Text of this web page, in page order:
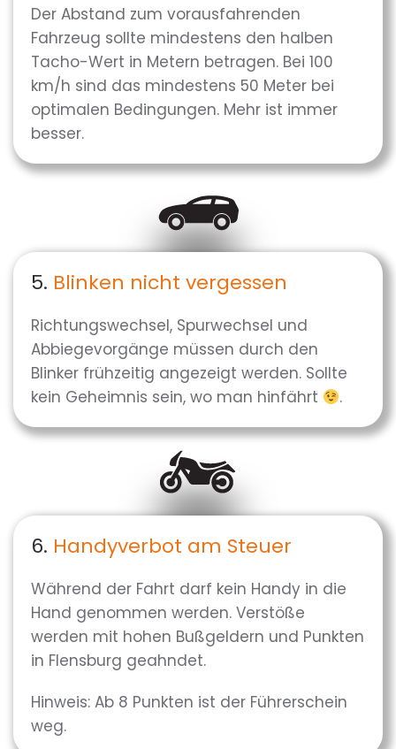
Der Abstand zum vorausfahrenden
Fahrzeug sollte mindestens den halben
Tacho-Wert in Metern betragen. Bei 100
km/h sind das mindestens 50 Meter bei
optimalen Bedingungen. Mehr ist immer
besser.
5. Blinken nicht vergessen
Richtungswechsel, Spurwechsel und
Abbiegevorgänge müssen durch den
Blinker frühzeitig angezeigt werden. Sollte
kein Geheimnis sein, wo man hinfährt
.
6. Handyverbot am Steuer
Während der Fahrt darf kein Handy in die
Hand genommen werden. Verstöße
werden mit hohen Bußgeldern und Punkten
in Flensburg geahndet.
Hinweis: Ab 8 Punkten ist der Führerschein
weg.